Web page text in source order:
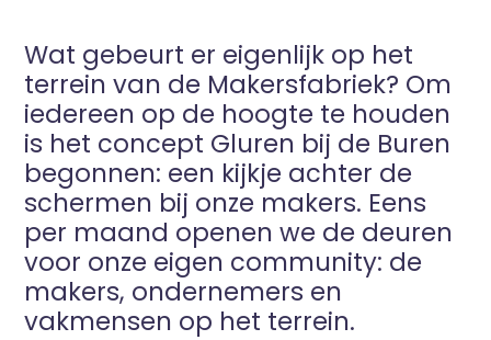
Wat gebeurt er eigenlijk op het
terrein van de Makersfabriek? Om
iedereen op de hoogte te houden
is het concept Gluren bij de Buren
begonnen: een kijkje achter de
schermen bij onze makers. Eens
per maand openen we de deuren
voor onze eigen community: de
makers, ondernemers en
vakmensen op het terrein.